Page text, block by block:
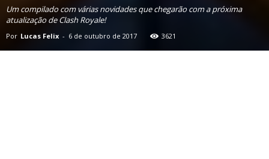
Um compilado com várias novidades que chegarão com a próxima
atualização de Clash Royale!
Por Lucas Felix - 6 de outubro de 2017 3621